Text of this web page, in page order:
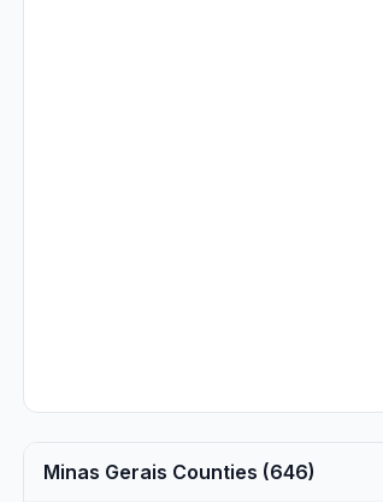
Minas Gerais Counties (646)